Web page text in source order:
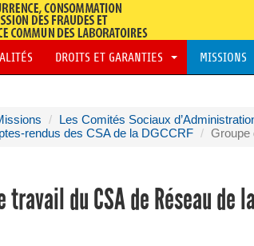
DROITS ET GARANTIES MISSIONS
Les Comités Sociaux
rendus des CSA de la DGCCRF
Groupe
travail du CSA de Réseau de